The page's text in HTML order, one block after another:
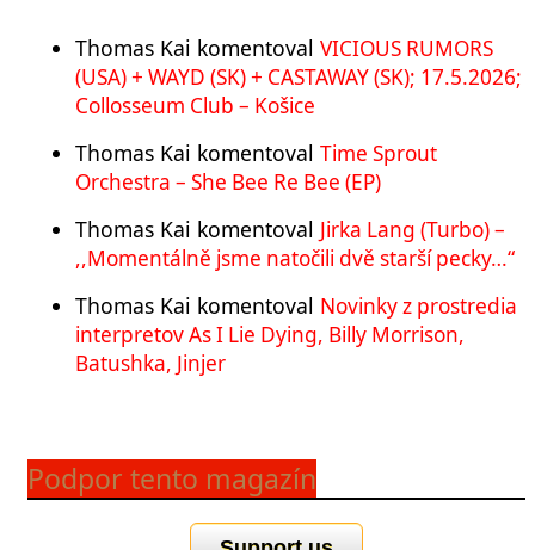
Thomas Kai komentoval VICIOUS RUMORS
(USA) + WAYD (SK) + CASTAWAY (SK); 17.5.2026;
Collosseum Club – Košice
Thomas Kai komentoval Time Sprout
Orchestra – She Bee Re Bee (EP)
Thomas Kai komentoval Jirka Lang (Turbo) –
,,Momentálně jsme natočili dvě starší pecky…“
Thomas Kai komentoval Novinky z prostredia
interpretov As I Lie Dying, Billy Morrison,
Batushka, Jinjer
Podpor tento magazín